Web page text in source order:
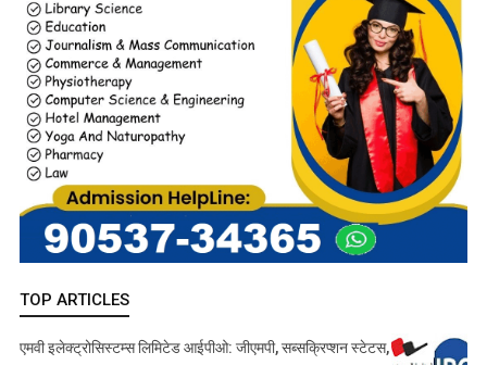
TOP ARTICLES
एमवी इलेक्ट्रोसिस्टम्स लिमिटेड आईपीओ: जीएमपी, सब्सक्रिप्शन स्टेटस,